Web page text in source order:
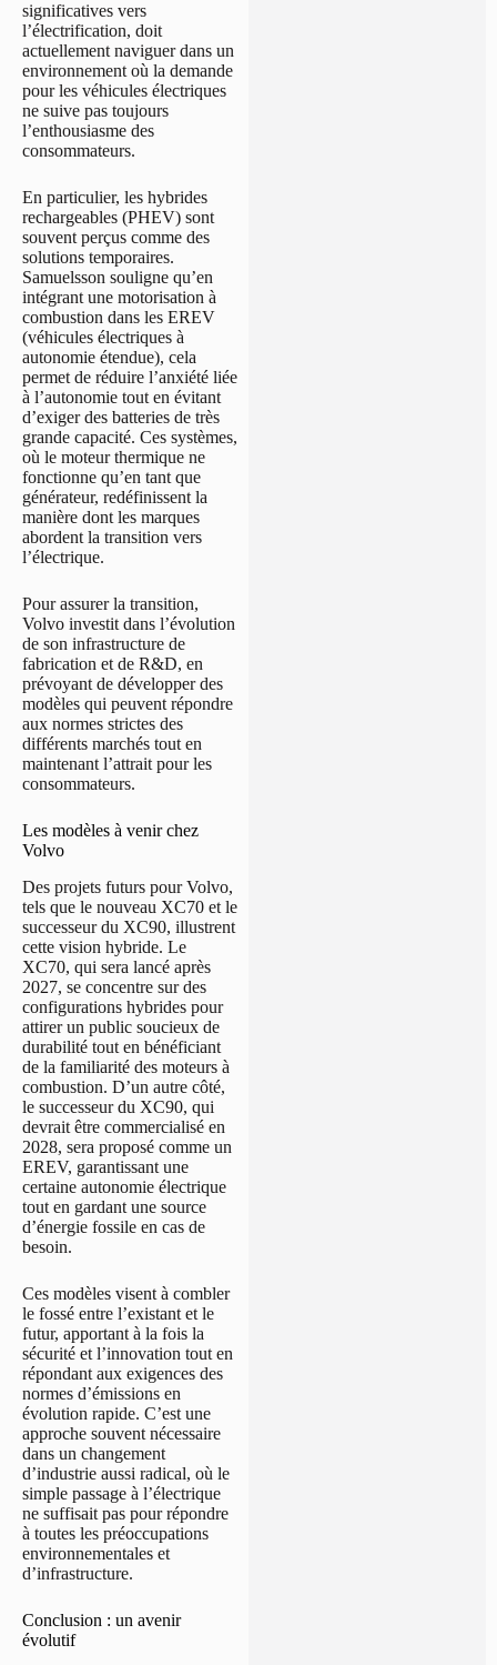
significatives vers
l’électrification, doit
actuellement naviguer dans un
environnement où la demande
pour les véhicules électriques
ne suive pas toujours
l’enthousiasme des
consommateurs.
En particulier, les hybrides
rechargeables (PHEV) sont
souvent perçus comme des
solutions temporaires.
Samuelsson souligne qu’en
intégrant une motorisation à
combustion dans les EREV
(véhicules électriques à
autonomie étendue), cela
permet de réduire l’anxiété liée
à l’autonomie tout en évitant
d’exiger des batteries de très
grande capacité. Ces systèmes,
où le moteur thermique ne
fonctionne qu’en tant que
générateur, redéfinissent la
manière dont les marques
abordent la transition vers
l’électrique.
Pour assurer la transition,
Volvo investit dans l’évolution
de son infrastructure de
fabrication et de R&D, en
prévoyant de développer des
modèles qui peuvent répondre
aux normes strictes des
différents marchés tout en
maintenant l’attrait pour les
consommateurs.
Les modèles à venir chez
Volvo
Des projets futurs pour Volvo,
tels que le nouveau XC70 et le
successeur du XC90, illustrent
cette vision hybride. Le
XC70, qui sera lancé après
2027, se concentre sur des
configurations hybrides pour
attirer un public soucieux de
durabilité tout en bénéficiant
de la familiarité des moteurs à
combustion. D’un autre côté,
le successeur du XC90, qui
devrait être commercialisé en
2028, sera proposé comme un
EREV, garantissant une
certaine autonomie électrique
tout en gardant une source
d’énergie fossile en cas de
besoin.
Ces modèles visent à combler
le fossé entre l’existant et le
futur, apportant à la fois la
sécurité et l’innovation tout en
répondant aux exigences des
normes d’émissions en
évolution rapide. C’est une
approche souvent nécessaire
dans un changement
d’industrie aussi radical, où le
simple passage à l’électrique
ne suffisait pas pour répondre
à toutes les préoccupations
environnementales et
d’infrastructure.
Conclusion : un avenir
évolutif